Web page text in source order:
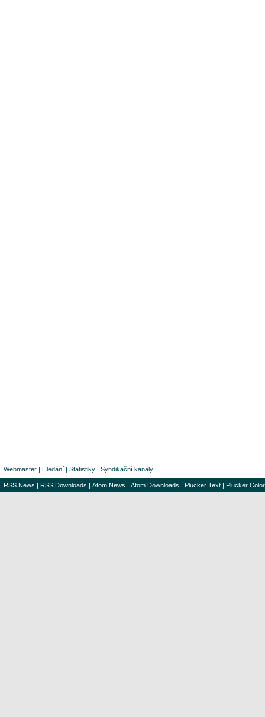
Webmaster | Hledání | Statistiky | Syndikační kanály
RSS News | RSS Downloads | Atom News | Atom Downloads | Plucker Text | Plucker Color